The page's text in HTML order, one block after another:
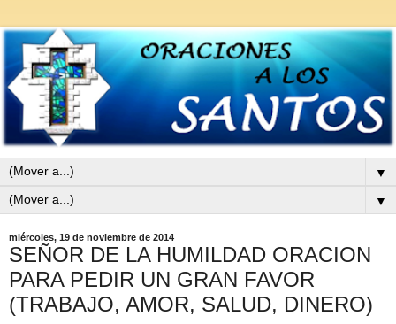
▼
▼
miércoles, 19 de noviembre de 2014
SEÑOR DE LA HUMILDAD ORACION
PARA PEDIR UN GRAN FAVOR
(TRABAJO, AMOR, SALUD, DINERO)